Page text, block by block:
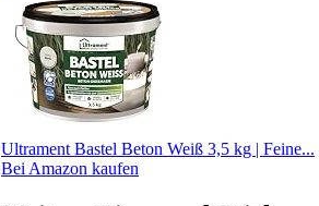
Ultrament Bastel Beton Weiß 3,5 kg | Feine...
Bei Amazon kaufen